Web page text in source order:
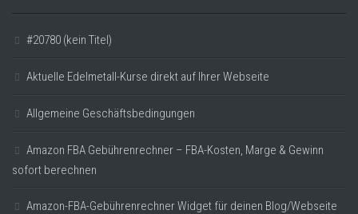
#20780 (kein Titel)
Aktuelle Edelmetall-Kurse direkt auf Ihrer Webseite
Allgemeine Geschäftsbedingungen
Amazon FBA Gebührenrechner – FBA-Kosten, Marge & Gewinn
sofort berechnen
Amazon-FBA-Gebührenrechner Widget für deinen Blog/Webseite